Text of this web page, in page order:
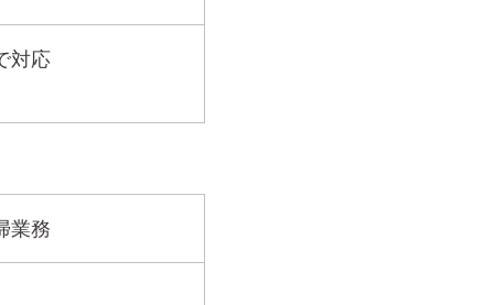
対応
業務